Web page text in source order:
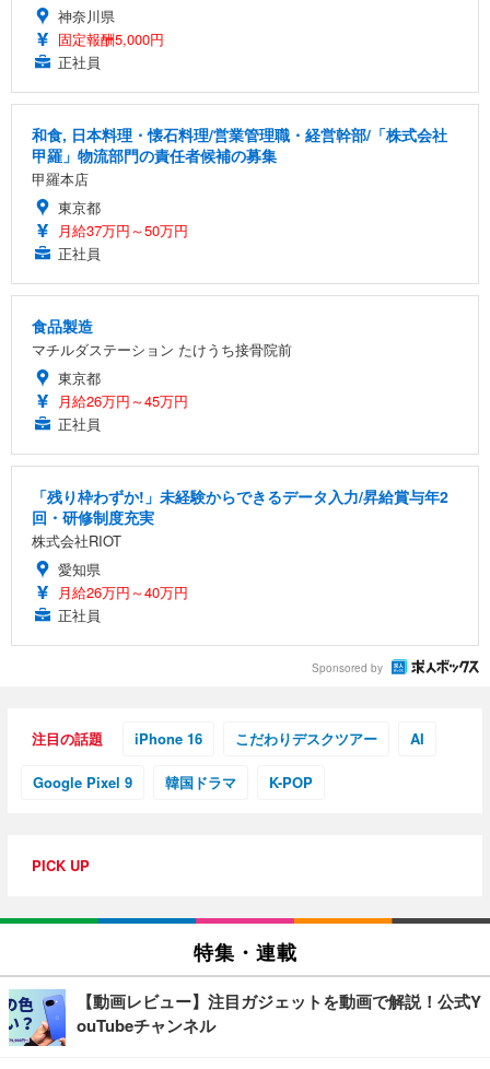
神奈川県
固定報酬5,000円
正社員
和食, 日本料理・懐石料理/営業管理職・経営幹部/「株式会社
甲羅」物流部門の責任者候補の募集
甲羅本店
東京都
月給37万円～50万円
正社員
食品製造
マチルダステーション たけうち接骨院前
東京都
月給26万円～45万円
正社員
「残り枠わずか!」未経験からできるデータ入力/昇給賞与年2
回・研修制度充実
株式会社RIOT
愛知県
月給26万円～40万円
正社員
Sponsored by
注目の話題 iPhone 16 こだわりデスクツアー AI
Google Pixel 9 韓国ドラマ K-POP
PICK UP
特集・連載
【動画レビュー】注目ガジェットを動画で解説！公式Y
ouTubeチャンネル